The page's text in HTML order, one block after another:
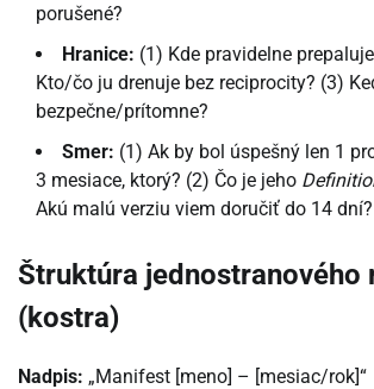
porušené?
Hranice: (1) Kde pravidelne
Kto/čo ju drenuje bez reciprocity? (3)
bezpečne/prítomne?
Smer: (1) Ak by bol úspešný len 1
3 mesiace, ktorý? (2) Čo je jeho
Akú malú verziu viem doručiť do 14 dní?
Štruktúra jednostranového
(kostra)
Nadpis: „Manifest [meno] – [mesiac/rok]“